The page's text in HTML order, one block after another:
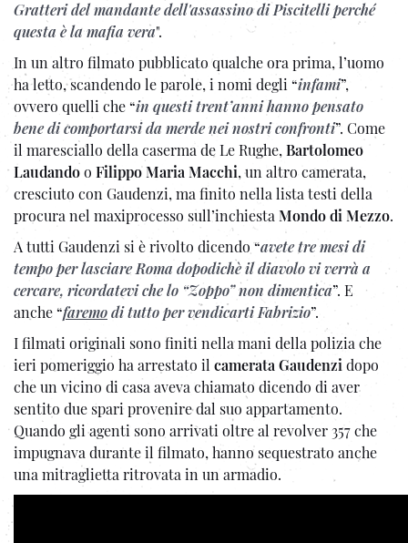
Gratteri del mandante dell'assassino di Piscitelli perché
questa è la mafia vera".
In un altro filmato pubblicato qualche ora prima, l’uomo
ha letto, scandendo le parole, i nomi degli “infami”,
ovvero quelli che “in questi trent’anni hanno pensato
bene di comportarsi da merde nei nostri confronti”. Come
il maresciallo della caserma de Le Rughe, Bartolomeo
Laudandoo Filippo Maria Macchi, un altro camerata,
cresciuto con Gaudenzi, ma finito nella lista testi della
procura nel maxiprocesso sull’inchiesta Mondo di Mezzo.
A tutti Gaudenzi si è rivolto dicendo “avete tre mesi di
tempo per lasciare Roma dopodichè il diavolo vi verrà a
cercare, ricordatevi che lo “Zoppo” non dimentica”. E
anche “faremodi tutto per vendicarti Fabrizio”.
I filmati originali sono finiti nella mani della polizia che
ieri pomeriggio ha arrestato il camerata Gaudenzi dopo
che un vicino di casa aveva chiamato dicendo di aver
sentito due spari provenire dal suo appartamento.
Quando gli agenti sono arrivati oltre al revolver 357 che
impugnava durante il filmato, hanno sequestrato anche
una mitraglietta ritrovata in un armadio.